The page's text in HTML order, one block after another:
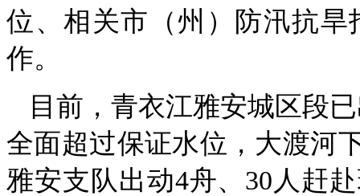
位、相关市（州）防汛抗
作。
目前，青衣江雅安城区段
全面超过保证水位，大渡河
雅安支队出动4舟、30人赶